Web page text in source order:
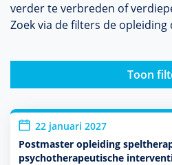
verder te verbreden of
Zoek via de filters de opleiding
Toon
22 januari 2027
Postmaster opleiding
psychotherapeutische